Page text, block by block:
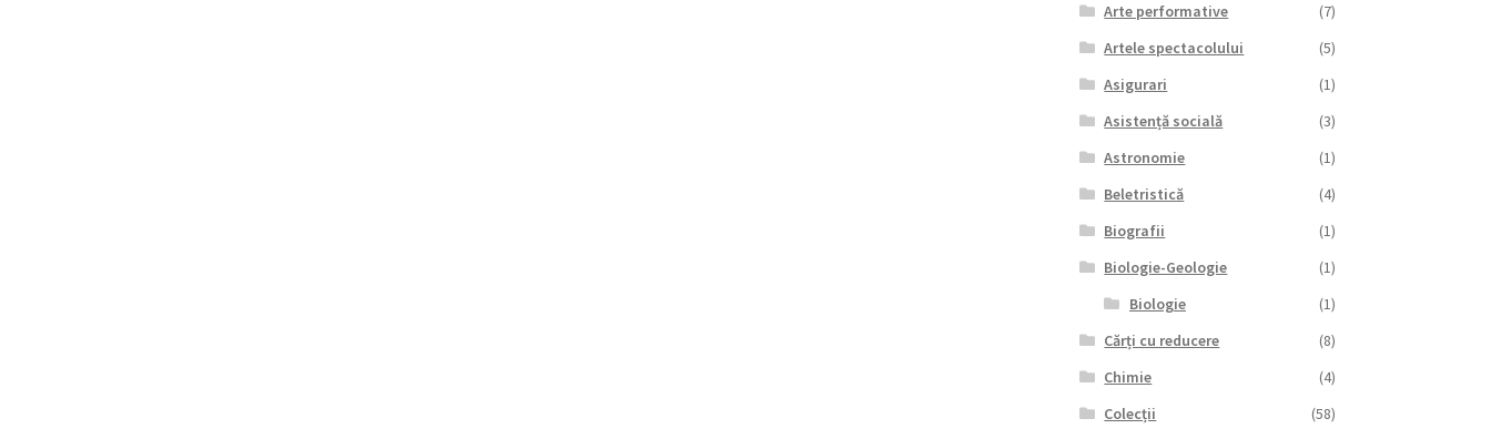
Arte performative
(7)
Artele spectacolului
(5)
Asigurari
(1)
Asistență socială
(3)
Astronomie
(1)
Beletristică
(4)
Biografii
(1)
Biologie-Geologie
(1)
Biologie
(1)
Cărți cu reducere
(8)
Chimie
(4)
Colecții
(58)